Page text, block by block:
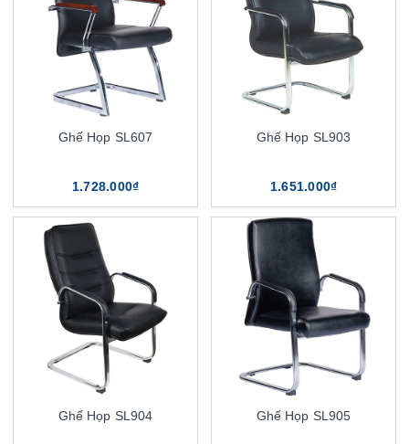
Ghế Họp SL607
1.728.000₫
Ghế Họp SL903
1.651.000₫
Ghế Họp SL904 Ghế Họp SL905